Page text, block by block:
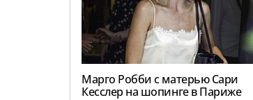
Марго Робби с матерью Сари
Кесслер на шопинге в Париже